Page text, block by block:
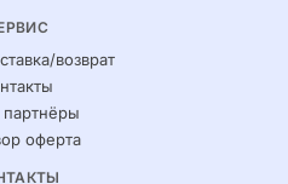
возврат
оферта